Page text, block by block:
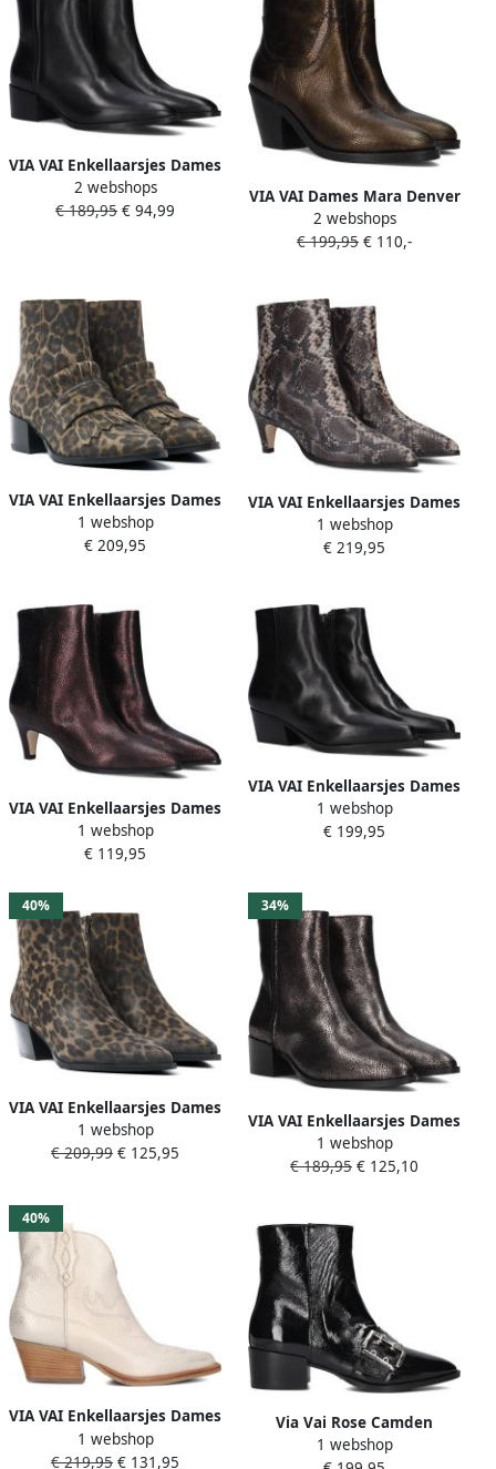
VIA VAI Enkellaarsjes Dames
Rose Baker Maat: 39
Materiaal: Leer Kleur: Zwart
2 webshops
€ 189,95 € 94,99
VIA VAI Dames Mara Denver
Maat: 37 Materiaal: Leer
Kleur: Brons
2 webshops
€ 199,95 € 110,-
VIA VAI Enkellaarsjes Dames
Rose Hannah Maat: 36
Materiaal: Suède Kleur:
1 webshop
€ 209,95
VIA VAI Enkellaarsjes Dames
Lina Jackson Maat: 41
Materiaal: Leer Kleur: Bruin
1 webshop
€ 219,95
VIA VAI Enkellaarsjes Dames
Lina Jackson Maat: 37
Materiaal: Leer Kleur: Paars
1 webshop
€ 119,95
VIA VAI Enkellaarsjes Dames
Do Cassidy Maat: 37
Materiaal: Leer Kleur: Zwart
1 webshop
€ 199,95
40%
VIA VAI Enkellaarsjes Dames
Kate Malina Maat: 37
Materiaal: Suède Kleur:
1 webshop
€ 209,99 € 125,95
34%
VIA VAI Enkellaarsjes Dames
Rose Baker Maat: 37
Materiaal: Leer Kleur:
1 webshop
€ 189,95 € 125,10
40%
VIA VAI Enkellaarsjes Dames
Do Olivia Maat: 42
Materiaal: Leer Kleur: Beige
1 webshop
€ 219,95 € 131,95
Via Vai Rose Camden
Enkellaarsjes Zwart Leer
1 webshop